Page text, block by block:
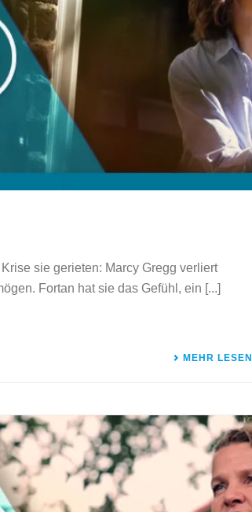
sie gerieten: Marcy Gregg verliert
Fortan hat sie das Gefühl, ein [...]
MEHR LESEN